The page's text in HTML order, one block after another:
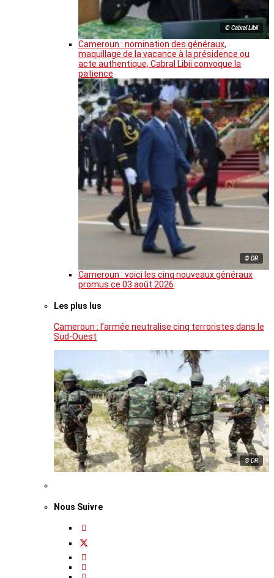
© Cabral Libii
Cameroun : nomination des généraux,
maquillage de la vacance à la présidence ou
acte authentique, Cabral Libii convoque la
patience
© DR
Cameroun : voici les cinq nouveaux généraux
promus ce 03 août 2026
Les plus lus
Cameroun : l’armée neutralise cinq terroristes dans le
Sud-Ouest
© DR
Nous Suivre